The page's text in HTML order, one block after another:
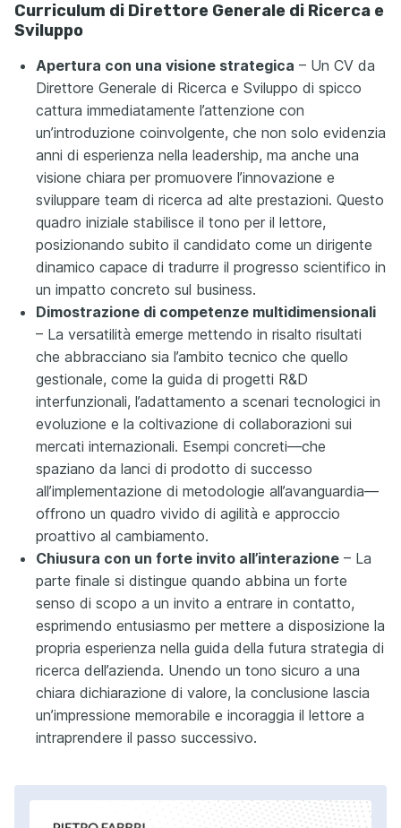
Curriculum di Direttore Generale di Ricerca e
Sviluppo
Apertura con una visione strategica – Un CV da
Direttore Generale di Ricerca e Sviluppo di spicco
cattura immediatamente l’attenzione con
un’introduzione coinvolgente, che non solo evidenzia
anni di esperienza nella leadership, ma anche una
visione chiara per promuovere l’innovazione e
sviluppare team di ricerca ad alte prestazioni. Questo
quadro iniziale stabilisce il tono per il lettore,
posizionando subito il candidato come un dirigente
dinamico capace di tradurre il progresso scientifico in
un impatto concreto sul business.
Dimostrazione di competenze multidimensionali
– La versatilità emerge mettendo in risalto risultati
che abbracciano sia l’ambito tecnico che quello
gestionale, come la guida di progetti R&D
interfunzionali, l’adattamento a scenari tecnologici in
evoluzione e la coltivazione di collaborazioni sui
mercati internazionali. Esempi concreti—che
spaziano da lanci di prodotto di successo
all’implementazione di metodologie all’avanguardia—
offrono un quadro vivido di agilità e approccio
proattivo al cambiamento.
Chiusura con un forte invito all’interazione – La
parte finale si distingue quando abbina un forte
senso di scopo a un invito a entrare in contatto,
esprimendo entusiasmo per mettere a disposizione la
propria esperienza nella guida della futura strategia di
ricerca dell’azienda. Unendo un tono sicuro a una
chiara dichiarazione di valore, la conclusione lascia
un’impressione memorabile e incoraggia il lettore a
intraprendere il passo successivo.